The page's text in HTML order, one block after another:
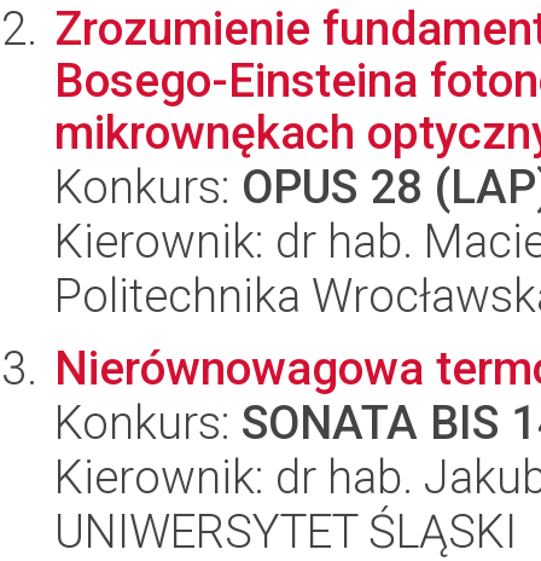
Zrozumienie
Bosego-Einsteina
mikrownękach
Konkurs: OPUS 28
Kierownik: dr hab.
Politechnika
Nierównowagowa
Konkurs: SONATA BIS
Kierownik: dr hab.
UNIWERSYTET ŚLĄSKI